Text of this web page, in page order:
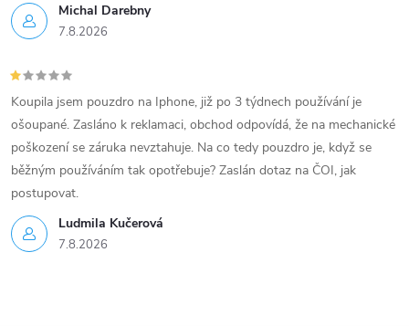
Michal Darebny
7.8.2026
Ludmila Kučerová
7.8.2026
Koupila jsem pouzdro na Iphone, již po 3 týdnech používání je
ošoupané. Zasláno k reklamaci, obchod odpovídá, že na mechanické
poškození se záruka nevztahuje. Na co tedy pouzdro je, když se
běžným používáním tak opotřebuje? Zaslán dotaz na ČOI, jak
postupovat.